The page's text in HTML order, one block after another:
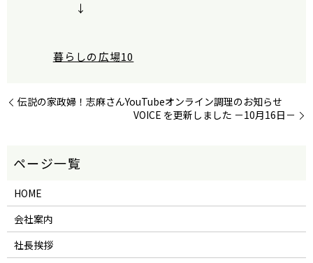
↓
暮らしの広場10
伝説の家政婦！志麻さんYouTubeオンライン調理のお知らせ
VOICE を更新しました －10月16日－
HOME
会社案内
社長挨拶